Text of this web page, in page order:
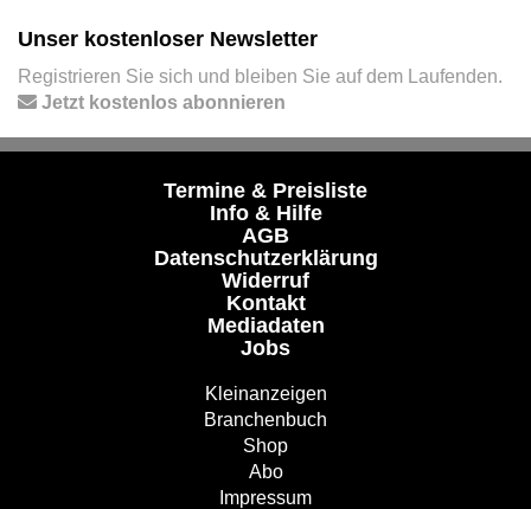
Unser kostenloser Newsletter
Registrieren Sie sich und bleiben Sie auf dem Laufenden.
Jetzt kostenlos abonnieren
Termine & Preisliste
Info & Hilfe
AGB
Datenschutzerklärung
Widerruf
Kontakt
Mediadaten
Jobs
Kleinanzeigen
Branchenbuch
Shop
Abo
Impressum